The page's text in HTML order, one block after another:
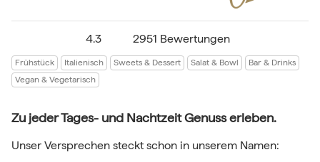
4.3 2951 Bewertungen
Frühstück Italienisch Sweets & Dessert Salat & Bowl
Bar & Drinks
Vegan & Vegetarisch
Zu jeder Tages- und Nachtzeit Genuss erleben.
Unser Versprechen steckt schon in unserem Namen: